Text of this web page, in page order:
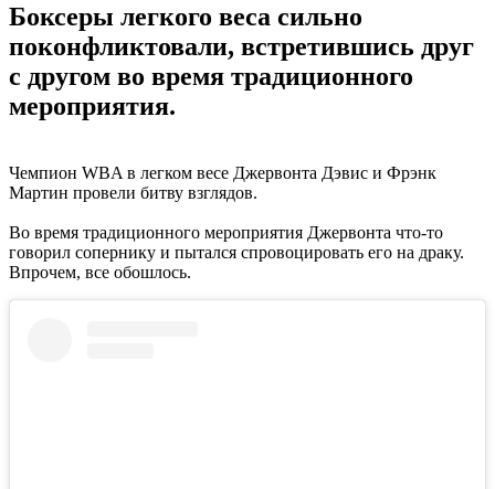
Боксеры легкого веса сильно
поконфликтовали, встретившись друг
с другом во время традиционного
мероприятия.
Чемпион WBA в легком весе Джервонта Дэвис и Фрэнк
Мартин провели битву взглядов.
Во время традиционного мероприятия Джервонта что-то
говорил сопернику и пытался спровоцировать его на драку.
Впрочем, все обошлось.